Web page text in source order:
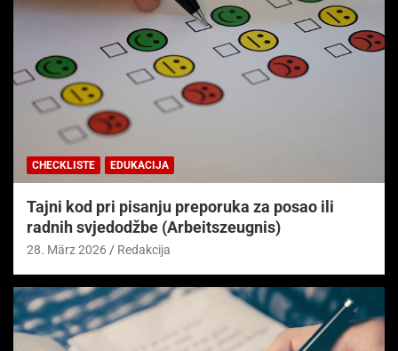
CHECKLISTE EDUKACIJA
Tajni kod pri pisanju preporuka za posao ili
radnih svjedodžbe (Arbeitszeugnis)
28. März 2026 Redakcija